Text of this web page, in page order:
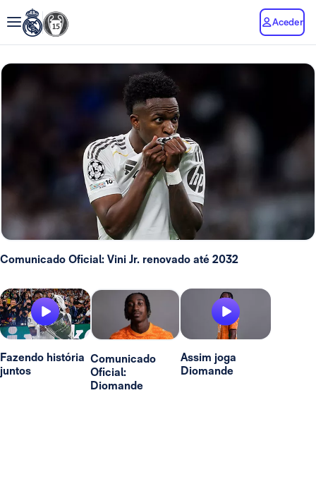
Aceder
Comunicado Oficial: Vini Jr. renovado até 2032
Fazendo história
juntos
Comunicado
Oficial:
Diomande
Assim joga
Diomande